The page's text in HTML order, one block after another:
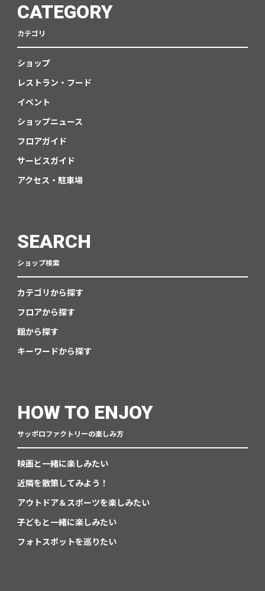
CATEGORY
カテゴリ
ショップ
レストラン・フード
イベント
ショップニュース
フロアガイド
サービスガイド
アクセス・駐車場
SEARCH
ショップ検索
カテゴリから探す
フロアから探す
館から探す
キーワードから探す
HOW TO ENJOY
サッポロファクトリーの楽しみ方
映画と一緒に楽しみたい
近隣を散策してみよう！
アウトドア＆スポーツを楽しみたい
子どもと一緒に楽しみたい
フォトスポットを巡りたい